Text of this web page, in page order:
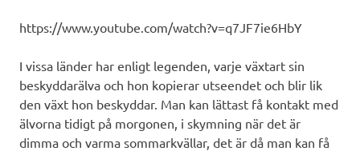
https://www.youtube.com/watch?v=q7JF7ie6HbY
I vissa länder har enligt legenden, varje växtart sin
beskyddarälva och hon kopierar utseendet och blir lik
den växt hon beskyddar. Man kan lättast få kontakt med
älvorna tidigt på morgonen, i skymning när det är
dimma och varma sommarkvällar, det är då man kan få